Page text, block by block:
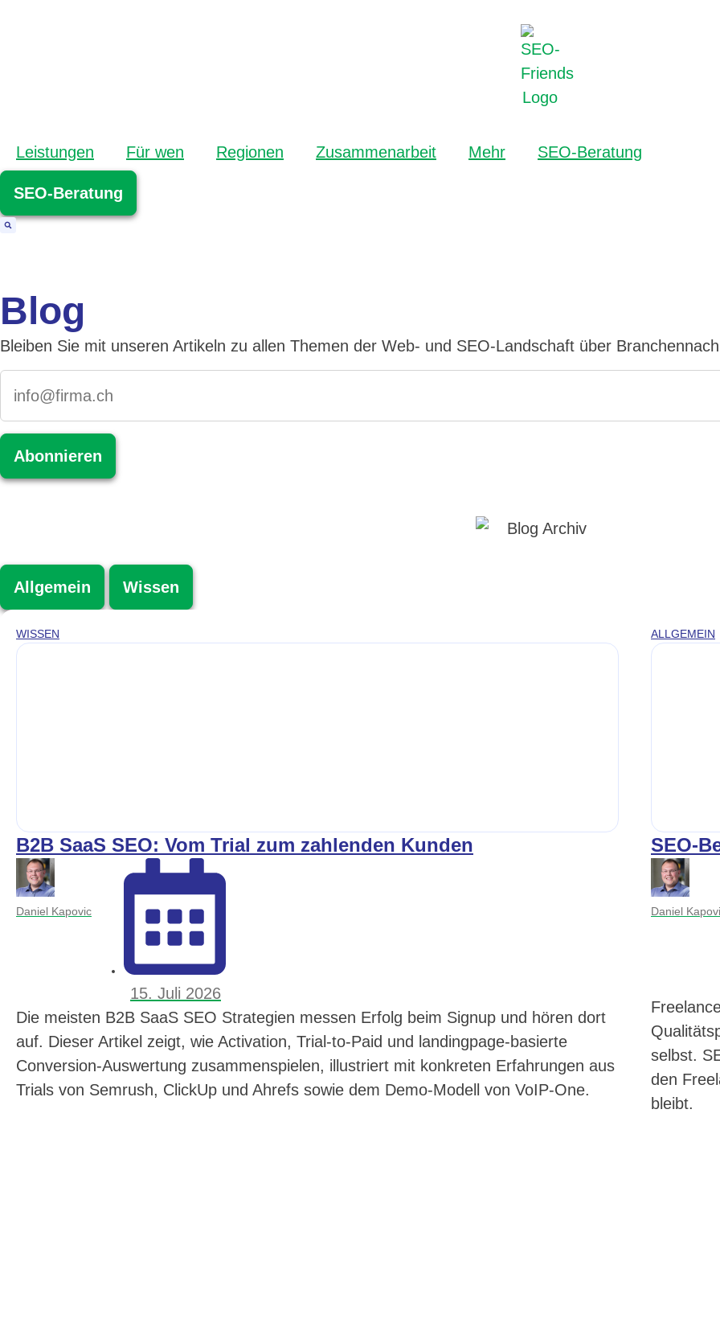
Leistungen Für wen Regionen Zusammenarbeit Mehr SEO-Beratung
SEO-Beratung
Blog
Bleiben Sie mit unseren Artikeln zu allen Themen der Web- und SEO-Landschaft über
Allgemein Wissen
WISSEN
B2B SaaS SEO: Vom Trial zum zahlenden Kunden
Daniel Kapovic
15. Juli 2026
Die meisten B2B SaaS SEO Strategien messen Erfolg beim Signup und hören dort
auf. Dieser Artikel zeigt, wie Activation, Trial-to-Paid und landingpage-basierte
Conversion-Auswertung zusammenspielen, illustriert mit konkreten Erfahrungen aus
Trials von Semrush, ClickUp und Ahrefs sowie dem Demo-Modell von VoIP-One.
ALLGEMEIN
SEO-
Daniel
selbst.
den
bleibt.